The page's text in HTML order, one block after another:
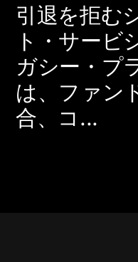
引退を拒む
ト・サービ
ガシー・プ
は、ファン
合、コ...